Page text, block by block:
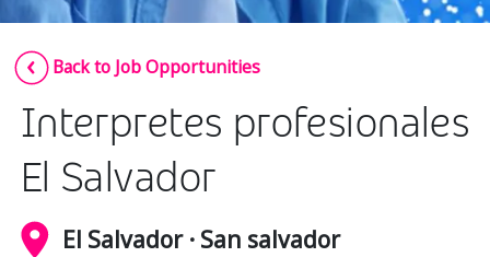
Smartshoring
Work-from-home solution
Insurance
Media
Retail and e-commerce
Technology
Back to Job Opportunities
Interpretes profesionales
El Salvador
El Salvador · San salvador